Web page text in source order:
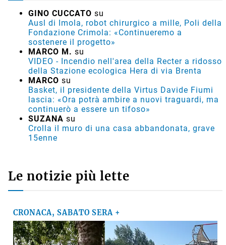
GINO CUCCATO su
Ausl di Imola, robot chirurgico a mille, Poli della
Fondazione Crimola: «Continueremo a
sostenere il progetto»
MARCO M. su
VIDEO - Incendio nell'area della Recter a ridosso
della Stazione ecologica Hera di via Brenta
MARCO su
Basket, il presidente della Virtus Davide Fiumi
lascia: «Ora potrà ambire a nuovi traguardi, ma
continuerò a essere un tifoso»
SUZANA su
Crolla il muro di una casa abbandonata, grave
15enne
Le notizie più lette
CRONACA, SABATO SERA +